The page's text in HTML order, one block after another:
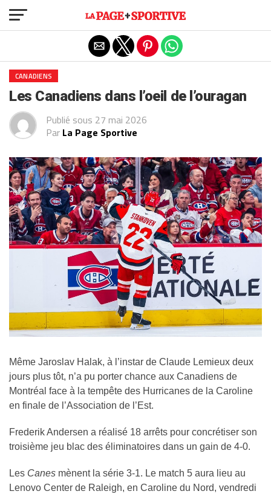
CANADIENS
Les Canadiens dans l’oeil de l’ouragan
Publié sous 27 mai 2026
Par La Page Sportive
Même Jaroslav Halak, à l’instar de Claude Lemieux deux
jours plus tôt, n’a pu porter chance aux Canadiens de
Montréal face à la tempête des Hurricanes de la Caroline
en finale de l’Association de l’Est.
Frederik Andersen a réalisé 18 arrêts pour concrétiser son
troisième jeu blac des éliminatoires dans un gain de 4-0.
Les Canes mènent la série 3-1. Le match 5 aura lieu au
Lenovo Center de Raleigh, en Caroline du Nord, vendredi
Exit mobile version